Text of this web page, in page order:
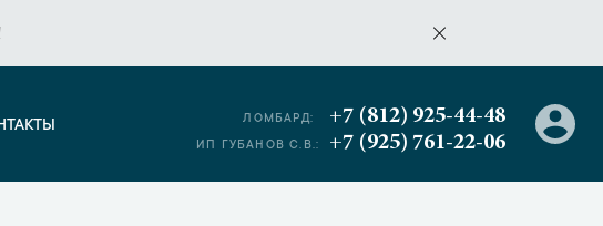
ЛОМБАРД: +7 (812) 925-44-48
ИП ГУБАНОВ С.В.: +7 (925) 761-22-06